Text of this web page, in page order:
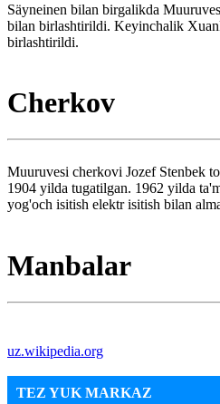
Säyneinen bilan birgalikda
bilan birlashtirildi. Keyinchalik
birlashtirildi.
Cherkov
Muuruvesi cherkovi Jozef Stenbek
1904 yilda tugatilgan. 1962 yilda
yog'och isitish elektr isitish bilan
Manbalar
uz.wikipedia.org
TEZ YUK MARKAZ